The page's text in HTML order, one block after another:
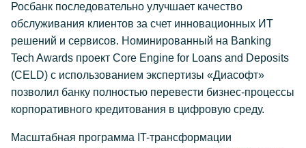
Росбанк последовательно улучшает качество
обслуживания клиентов за счет инновационных ИТ
решений и сервисов. Номинированный на Banking
Tech Awards проект Core Engine for Loans and Deposits
(CELD) с использованием экспертизы «Диасофт»
позволил банку полностью перевести бизнес-процессы
корпоративного кредитования в цифровую среду.
Масштабная программа IT-трансформации